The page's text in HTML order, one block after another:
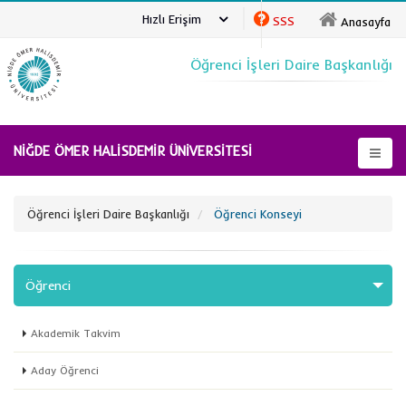
Anasayfa
SSS
Hızlı Erişim
NİĞDE ÖMER HALİSDEMİR ÜNİVERSİTESİ
Öğrenci İşleri Daire Başkanlığı
Öğrenci İşleri Daire Başkanlığı Öğrenci Konseyi
Öğrenci
Akademik Takvim
Aday Öğrenci